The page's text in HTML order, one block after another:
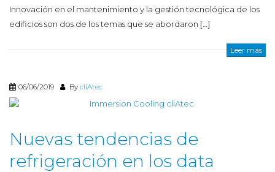
Innovación en el mantenimiento y la gestión tecnológica de los
edificios son dos de los temas que se abordaron […]
Leer más
06/06/2019 BycliAtec
Nuevas tendencias de
refrigeración en los data